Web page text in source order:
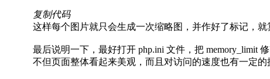
复制代码
这样每个图片就只会生成一次缩略图，并作好了标记，
最后说明一下，最好打开 php.ini 文件，把 memory_limit
不但页面整体看起来美观，而且对访问的速度也有一定的